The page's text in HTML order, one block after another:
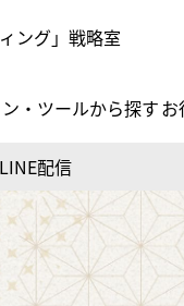
ング」戦略室
・ツールから探すお
配信